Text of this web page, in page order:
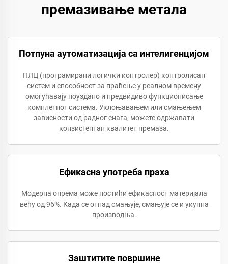
премазивање метала
Потпуна аутоматизација са интелигенцијом
ПЛЦ (програмирани логички контролер) контролисан
систем и способност за праћење у реалном времену
омогућавају поуздано и предвидиво функционисање
комплетног система. Уклоњавањем или смањењем
зависности од радног снага, можете одржавати
конзистентан квалитет премаза.
Ефикасна употреба праха
Модерна опрема може постићи ефикасност материјала
већу од 96%. Када се отпад смањује, смањује се и укупна
производња.
Заштитите површине